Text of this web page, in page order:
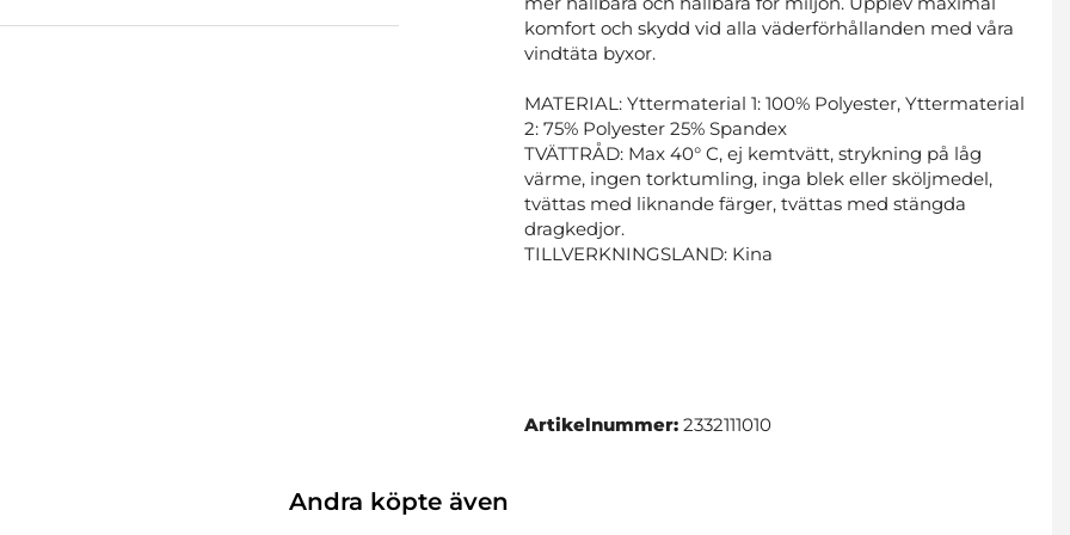
komfort och skydd vid alla väderförhållanden med våra
vindtäta byxor.
MATERIAL: Yttermaterial 1: 100% Polyester, Yttermaterial
2: 75% Polyester 25% Spandex
TVÄTTRÅD: Max 40° C, ej kemtvätt, strykning på låg
värme, ingen torktumling, inga blek eller sköljmedel,
tvättas med liknande färger, tvättas med stängda
dragkedjor.
TILLVERKNINGSLAND: Kina
Artikelnummer:2332111010
Andra köpte även